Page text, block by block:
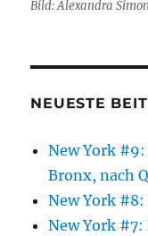
Bild: Alexandra
NEUESTE
New York
Bronx, nach
New York
New York